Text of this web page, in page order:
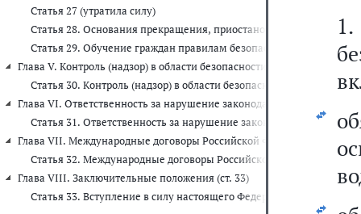
Статья 27 (утратила силу)
Статья 28. Основания прекращения, приостановления действия
Статья 29. Обучение граждан правилам безопасного поведения
Глава V. Контроль (надзор) в области безопасности дорожного
Статья 30. Контроль (надзор) в области безопасности дорожного
Глава VI. Ответственность за нарушение законодательства
Статья 31. Ответственность за нарушение законодательства
Глава VII. Международные договоры Российской Федерации (ст. 32)
Статья 32. Международные договоры Российской Федерации
Глава VIII. Заключительные положения (ст. 33)
Статья 33. Вступление в силу настоящего Федерального закона